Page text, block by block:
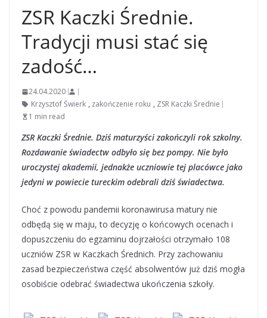
ZSR Kaczki Średnie.
Tradycji musi stać się
zadość…
24.04.2020
Krzysztof Świerk , zakończenie roku , ZSR Kaczki Średnie
1 min read
ZSR Kaczki Średnie. Dziś maturzyści zakończyli rok szkolny.
Rozdawanie świadectw odbyło się bez pompy. Nie było
uroczystej akademii, jednakże uczniowie tej placówce jako
jedyni w powiecie tureckim odebrali dziś świadectwa.
Choć z powodu pandemii koronawirusa matury nie
odbędą się w maju, to decyzję o końcowych ocenach i
dopuszczeniu do egzaminu dojrzałości otrzymało 108
uczniów ZSR w Kaczkach Średnich. Przy zachowaniu
zasad bezpieczeństwa część absolwentów już dziś mogła
osobiście odebrać świadectwa ukończenia szkoły.